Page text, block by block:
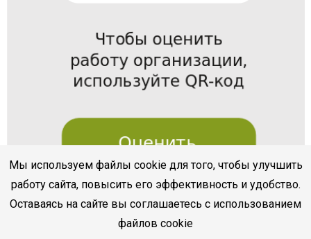
Мы используем файлы cookie для того, чтобы улучшить
работу сайта, повысить его эффективность и удобство.
Оставаясь на сайте вы соглашаетесь с использованием
файлов cookie